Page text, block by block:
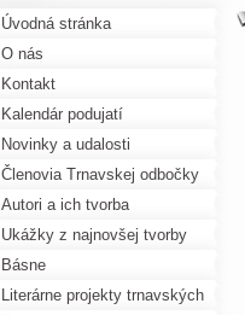
Úvodná stránka
O nás
Kontakt
Kalendár podujatí
Novinky a udalosti
Členovia Trnavskej odbočky
SSS
Autori a ich tvorba
Ukážky z najnovšej tvorby
Básne
Literárne projekty trnavských